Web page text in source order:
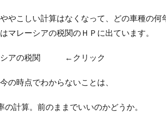
やこしい計算はなくなって、どの車種の
マレーシアの税関のＨＰに出ています。
シアの税関 ←クリック
の時点でわからないことは、
計算。前のままでいいのかどうか。